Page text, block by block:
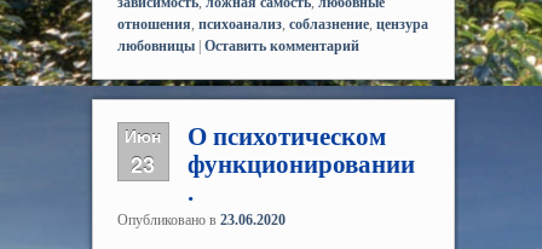
отношения, психоанализ, соблазнение, цензура
любовницы Оставить комментарий
Июн
23
О психотическом
функционировании
.
Опубликовано в 23.06.2020